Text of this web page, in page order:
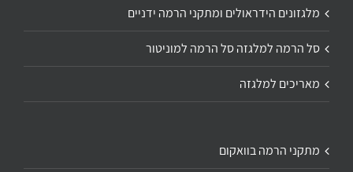
מלגזונים הידראולים ומתקני הרמה ידניים
סל הרמה למלגזה סל הרמה למוניטור
מאריכים למלגזה
מתקני הרמה בוואקום